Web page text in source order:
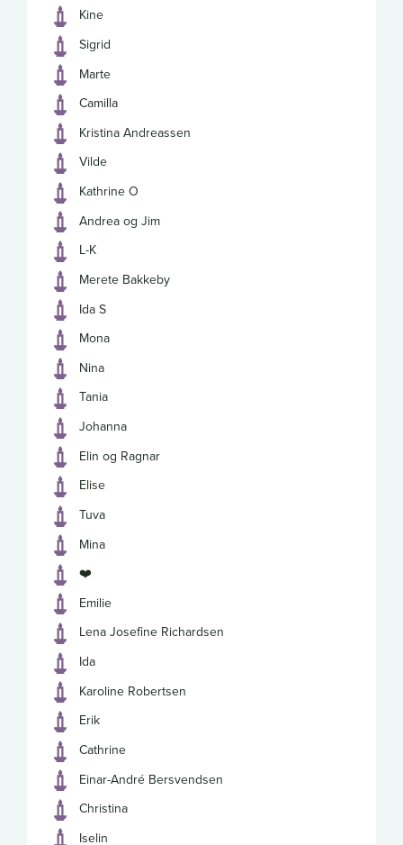
Kine
Sigrid
Marte
Camilla
Kristina Andreassen
Vilde
Kathrine O
Andrea og Jim
L-K
Merete Bakkeby
Ida S
Mona
Nina
Tania
Johanna
Elin og Ragnar
Elise
Tuva
Mina
❤️
Emilie
Lena Josefine Richardsen
Ida
Karoline Robertsen
Erik
Cathrine
Einar-André Bersvendsen
Christina
Iselin